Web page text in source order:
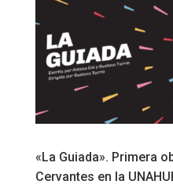
«La Guiada». Primera
Cervantes en la